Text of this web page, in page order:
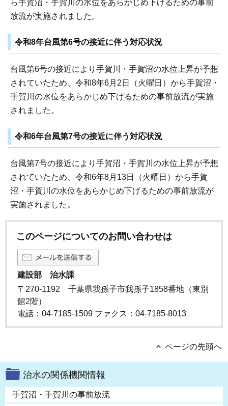
ら手賀沼・手賀川の水位をあらかじめ下げるための事前
放流が実施されました。
令和8年台風第6号の接近に伴う対応状況
台風第6号の接近により手賀川・手賀沼の水位上昇が予想
されていたため、令和8年6月2日（火曜日）から手賀沼・
手賀川の水位をあらかじめ下げるための事前放流が実施
されました。
令和6年台風第7号の接近に伴う対応状況
台風第7号の接近により手賀沼・手賀川の水位上昇が予想
されていたため、令和6年8月13日（火曜日）から手賀
沼・手賀川の水位をあらかじめ下げるための事前放流が
実施されました。
このページについてのお問い合わせは
建設部 治水課
〒270-1192 千葉県我孫子市我孫子1858番地（東別
館2階）
電話：04-7185-1509 ファクス：04-7185-8013
ページの先頭へ
治水の関係機関情報
手賀沼・手賀川の事前放流